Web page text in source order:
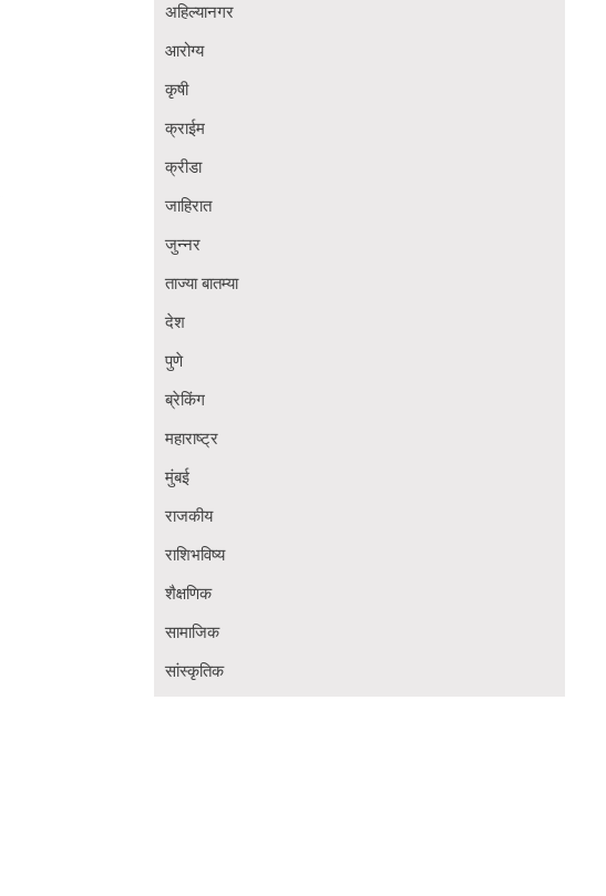
अहिल्यानगर
आरोग्य
कृषी
क्राईम
क्रीडा
जाहिरात
जुन्नर
ताज्या बातम्या
देश
पुणे
ब्रेकिंग
महाराष्ट्र
मुंबई
राजकीय
राशिभविष्य
शैक्षणिक
सामाजिक
सांस्कृतिक